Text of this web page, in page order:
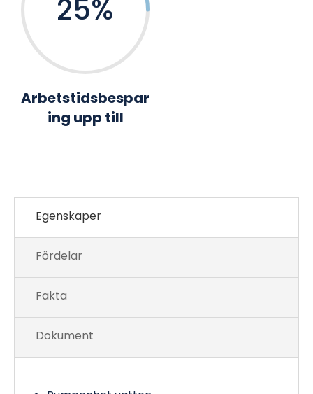
25%
Arbetstidsbespar
ing upp till
Egenskaper
Fördelar
Fakta
Dokument